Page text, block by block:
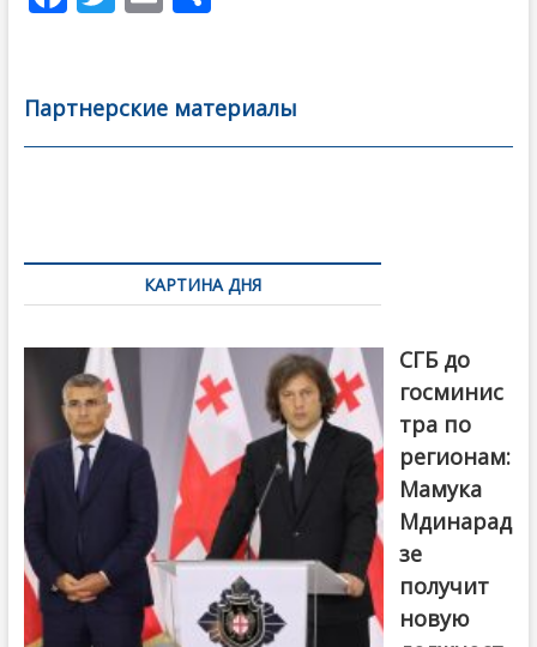
b
o
er l
а
в
Партнерские материалы
по
записямКАРТИНА ДНЯ
СГБ до
госминис
тра по
регионам:
Мамука
Мдинарад
зе
получит
новую